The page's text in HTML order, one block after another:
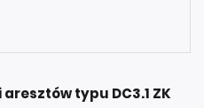
typu DC3.1 ZK